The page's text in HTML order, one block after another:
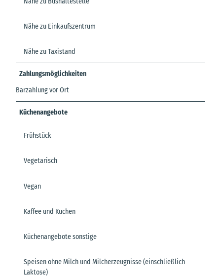
Nähe zu Einkaufszentrum
Nähe zu Taxistand
Zahlungsmöglichkeiten
Barzahlung vor Ort
Küchenangebote
Frühstück
Vegetarisch
Vegan
Kaffee und Kuchen
Küchenangebote sonstige
Speisen ohne Milch und Milcherzeugnisse (einschließlich
Laktose)